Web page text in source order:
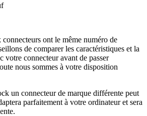
ont le même numéro de
de comparer les caractéristiques et la
votre connecteur avant de passer
nous sommes à votre disposition
un connecteur de marque différente peut
parfaitement à votre ordinateur et sera